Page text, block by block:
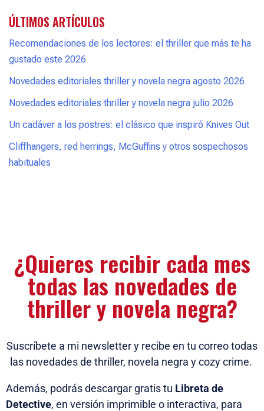
ÚLTIMOS ARTÍCULOS
Recomendaciones de los lectores: el thriller que más te ha
gustado este 2026
Novedades editoriales thriller y novela negra agosto 2026
Novedades editoriales thriller y novela negra julio 2026
Un cadáver a los postres: el clásico que inspiró Knives Out
Cliffhangers, red herrings, McGuffins y otros sospechosos
habituales
¿Quieres recibir cada mes
todas las novedades de
thriller y novela negra?
Suscríbete a mi newsletter y recibe en tu correo todas
las novedades de thriller, novela negra y cozy crime.
Además, podrás descargar gratis tu Libreta de
Detective, en versión imprimible o interactiva, para